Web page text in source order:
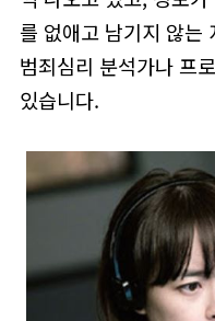
를 없애고 남기지 않는
범죄심리 분석가나 프
있습니다.